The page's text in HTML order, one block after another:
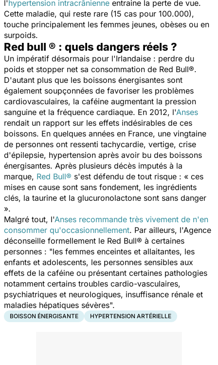
l'hypertension intracrânienne entraine la perte de vue.
Cette maladie, qui reste rare (15 cas pour 100.000),
touche principalement les femmes jeunes, obèses ou en
surpoids.
Red bull ® : quels dangers réels ?
Un impératif désormais pour l'Irlandaise : perdre du
poids et stopper net sa consommation de Red Bull®.
D'autant plus que les boissons énergisantes sont
également soupçonnées de favoriser les problèmes
cardiovasculaires, la caféine augmentant la pression
sanguine et la fréquence cardiaque. En 2012, l'Anses
rendait un rapport sur les effets indésirables de ces
boissons. En quelques années en France, une vingtaine
de personnes ont ressenti tachycardie, vertige, crise
d'épilepsie, hypertension après avoir bu des boissons
énergisantes. Après plusieurs décès imputés à la
marque, Red Bull® s'est défendu de tout risque : « ces
mises en cause sont sans fondement, les ingrédients
clés, la taurine et la glucuronolactone sont sans danger
».
Malgré tout, l'Anses recommande très vivement de n'en
consommer qu'occasionnellement. Par ailleurs, l'Agence
déconseille formellement le Red Bull® à certaines
personnes : "les femmes enceintes et allaitantes, les
enfants et adolescents, les personnes sensibles aux
effets de la caféine ou présentant certaines pathologies
notamment certains troubles cardio-vasculaires,
psychiatriques et neurologiques, insuffisance rénale et
maladies hépatiques sévères".
BOISSON ÉNERGISANTE HYPERTENSION ARTÉRIELLE